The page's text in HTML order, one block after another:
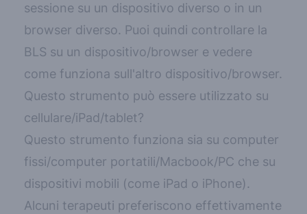
sessione su un dispositivo diverso o in un
browser diverso. Puoi quindi controllare la
BLS su un dispositivo/browser e vedere
come funziona sull'altro dispositivo/browser.
Questo strumento può essere utilizzato su
cellulare/iPad/tablet?
Questo strumento funziona sia su computer
fissi/computer portatili/Macbook/PC che su
dispositivi mobili (come iPad o iPhone).
Alcuni terapeuti preferiscono effettivamente